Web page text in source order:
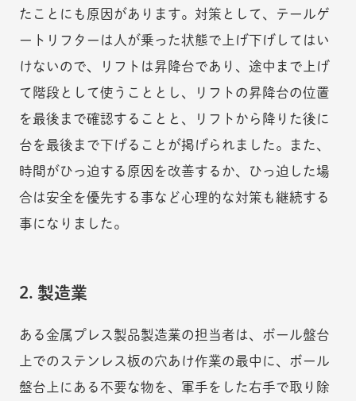
たことにも原因があります。対策として、テールゲ
ートリフターは人が乗った状態で上げ下げしてはい
けないので、リフトは昇降台であり、途中まで上げ
て階段として使うこととし、リフトの昇降台の位置
を最後まで確認することと、リフトから降りた後に
台を最後まで下げることが掲げられました。また、
時間がひっ迫する原因を改善するか、ひっ迫した場
合は安全を優先する事など心理的な対策も継続する
事になりました。
2. 製造業
ある金属プレス製品製造業の担当者は、ボール盤台
上でのステンレス板の穴あけ作業の最中に、ボール
盤台上にある不要な物を、軍手をした右手で取り除